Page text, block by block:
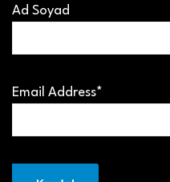
Ad Soyad
Email Address*